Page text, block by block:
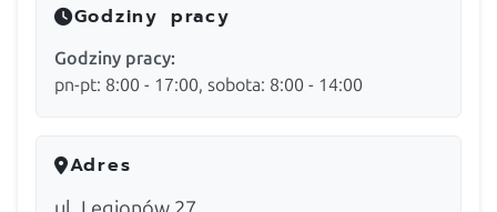
Godziny pracy
Godziny pracy:
pn-pt: 8:00 - 17:00, sobota: 8:00 - 14:00
Adres